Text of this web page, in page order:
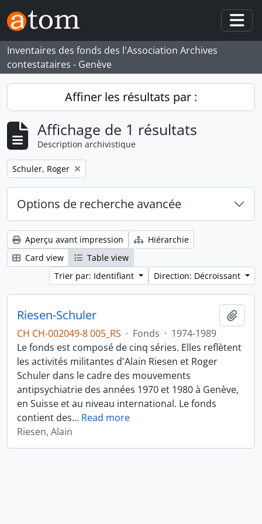
Skip to main content
Inventaires des fonds des l'Association Archives
contestataires - Genève
Affiner les résultats par :
Affichage de 1 résultats
Description archivistique
Remove filter:
Schuler, Roger
Options de recherche avancée
Aperçu avant impression
Hiérarchie
Card view
Table view
Trier par: Identifiant
Direction: Décroissant
Riesen-Schuler
CH CH-002049-8 005_RS · Fonds · 1974-1989
Le fonds est composé de cinq séries. Elles reflètent
les activités militantes d'Alain Riesen et Roger
Schuler dans le cadre des mouvements
antipsychiatrie des années 1970 et 1980 à Genève,
en Suisse et au niveau international. Le fonds
contient des… Read more
Riesen, Alain